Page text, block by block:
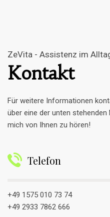
ZeVita - Assistenz im
Kontakt
Für weitere Informationen
über eine der unten
mich von Ihnen zu hören!
Telefon
+49 1575 010 73 74
+49 2933 7862 666